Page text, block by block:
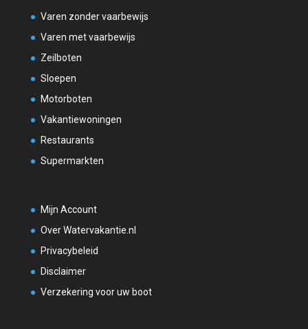
Varen zonder vaarbewijs
Varen met vaarbewijs
Zeilboten
Sloepen
Motorboten
Vakantiewoningen
Restaurants
Supermarkten
Mijn Account
Over Watervakantie.nl
Privacybeleid
Disclaimer
Verzekering voor uw boot